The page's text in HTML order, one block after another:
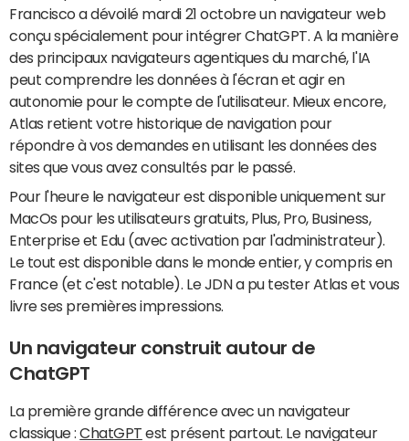
Francisco a dévoilé mardi 21 octobre un navigateur web
conçu spécialement pour intégrer ChatGPT. A la manière
des principaux navigateurs agentiques du marché, l'IA
peut comprendre les données à l'écran et agir en
autonomie pour le compte de l'utilisateur. Mieux encore,
Atlas retient votre historique de navigation pour
répondre à vos demandes en utilisant les données des
sites que vous avez consultés par le passé.
Pour l'heure le navigateur est disponible uniquement sur
MacOs pour les utilisateurs gratuits, Plus, Pro, Business,
Enterprise et Edu (avec activation par l'administrateur).
Le tout est disponible dans le monde entier, y compris en
France (et c'est notable). Le JDN a pu tester Atlas et vous
livre ses premières impressions.
Un navigateur construit autour de
ChatGPT
La première grande différence avec un navigateur
classique :ChatGPT est présent partout. Le navigateur